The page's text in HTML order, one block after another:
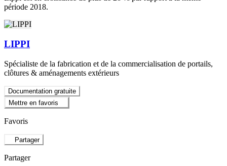
période 2018.
LIPPI
Spécialiste de la fabrication et de la commercialisation de portails,
clôtures & aménagements extérieurs
Documentation gratuite
Mettre en favoris
Favoris
Partager
Partager